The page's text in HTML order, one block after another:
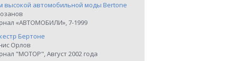
высокой автомобильной моды Bertone
«АВТОМОБИЛИ», 7-1999
Бертоне
Орлов
"МОТОР", Август 2002 года